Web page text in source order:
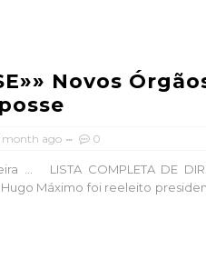
Novos
month ago 0
... LISTA COMPLETA DE
Máximo foi reeleito